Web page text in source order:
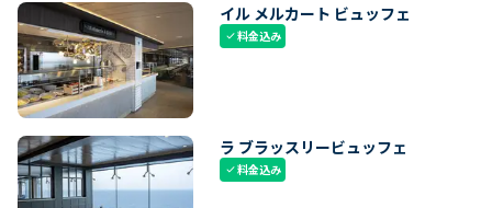
イル メルカート ビュッフェ
check料金込み
ラ ブラッスリービュッフェ
check料金込み